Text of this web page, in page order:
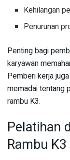
Kehilangan
Penurunan
Penting bagi
karyawan
Pemberi kerja
memadai tentang
rambu K3.
Pelatihan
Rambu K3